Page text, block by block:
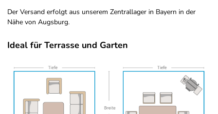
Der Versand erfolgt aus unserem Zentrallager in Bayern in der
Nähe von Augsburg.
Ideal für Terrasse und Garten